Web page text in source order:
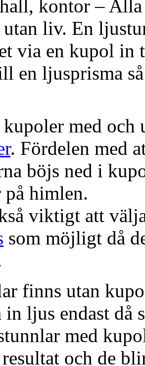
kontor – Alla
liv. En
via en kupol in
en ljusprisma
med och
. Fördelen med
böjs ned i
på himlen.
viktigt att
som möjligt då
finns utan
in ljus endast då
med
och de